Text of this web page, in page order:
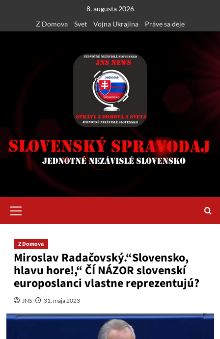
content
8. augusta 2026
Z Domova
Svet Vojna Ukrajina Práve sa deje
Menu
Z Domova
Miroslav Radačovský.“Slovensko,
hlavu hore!,“ ČÍ NÁZOR slovenskí
europoslanci vlastne reprezentujú?
JNS 31. mája 2023